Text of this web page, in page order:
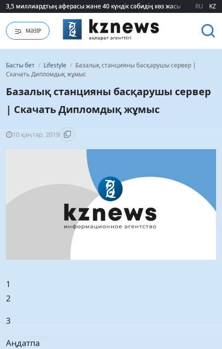
3,5 миллиардтың аферасы және 40 күндік сәбидің көз жасы:
3,5 миллиардтың аферасы және 40 күндік сәбидің көз жасы: RU KZ
МӘЗІР
Басты бет / Lifestyle / Базалық станцияны басқарушы сервер |
Скачать Дипломдық жұмыс
Базалық станцияны басқарушы сервер
| Скачать Дипломдық жұмыс
10 қаңтар, 2019
1
2
3
Аңдатпа